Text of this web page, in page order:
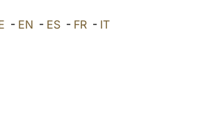
- EN - ES- FR- IT